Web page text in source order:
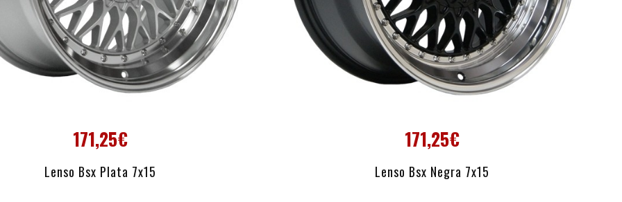
171,25€
Lenso Bsx Plata 7x15
AÑADIR AL CARRITO
171,25€
Lenso Bsx Negra 7x15
AÑADIR AL CARRITO